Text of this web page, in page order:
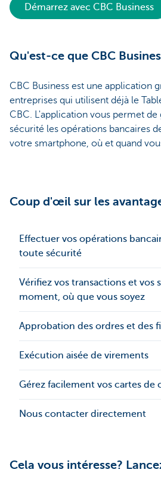
Démarrez avec CBC Business
Qu'est-ce que CBC
CBC Business est une application
entreprises qui utilisent déjà le
CBC. L'application vous permet
sécurité les opérations bancaires
votre smartphone, où et quand
Coup d'œil sur les
Effectuer vos opérations
toute sécurité
Vérifiez vos transactions et vos
moment, où que vous soyez
Approbation des ordres et des
Exécution aisée de virements
Gérez facilement vos cartes de
Nous contacter directement
Cela vous intéresse?